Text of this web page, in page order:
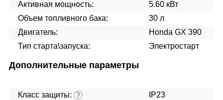
Активная мощность:
5.60 кВт
Объем топливного бака:
30 л
Двигатель:
Honda GX 390
Тип старта\запуска:
Электростарт
Дополнительные параметры
Класс защиты: ?
IP23